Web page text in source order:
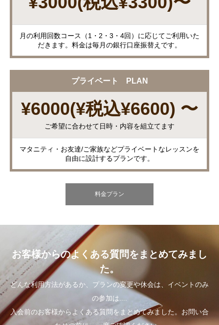
月の利用回数コース（1・2・3・4回）に応じてご利用いた
だきます。料金は毎月の銀行口座振替えです。
プライベート PLAN
¥6000(¥税込¥6600) 〜
ご希望に合わせて日時・内容を組立てます
マタニティ・お友達/ご家族などプライベートなレッスンを
自由に設計するプランです。
料金プラン
お客様からのよくある質問をまとめてみまし
た。
どんな利用方法があるか、プランの変更や休会は、イベントのみ
の参加は....
入会前のお客様からよくある質問をまとめてみました。お問い合